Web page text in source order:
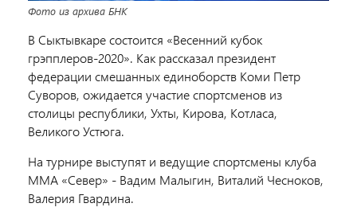
Фото из архива БНК
В Сыктывкаре состоится «Весенний кубок
грэпплеров-2020». Как рассказал президент
федерации смешанных единоборств Коми Петр
Суворов, ожидается участие спортсменов из
столицы республики, Ухты, Кирова, Котласа,
Великого Устюга.
На турнире выступят и ведущие спортсмены клуба
ММА «Север» - Вадим Малыгин, Виталий Чесноков,
Валерия Гвардина.